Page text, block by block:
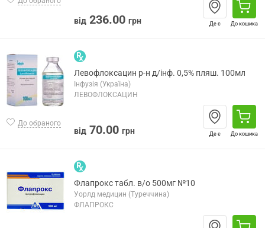
від 236.00 грн Де є До кошика
До обраного
Левофлоксацин р-н д/інф. 0,5% пляш. 100мл
Інфузія (Україна)
ЛЕВОФЛОКСАЦИН
від 70.00 грн Де є До кошика
Флапрокс табл. в/о 500мг №10
Уорлд медицин (Туреччина)
ФЛАПРОКС